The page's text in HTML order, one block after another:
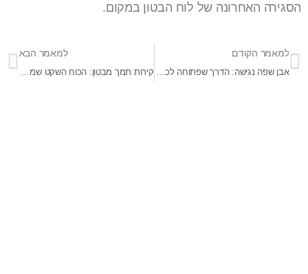
הסגירה האחרונה של לוח הבטון במקום.
למאמר הקודם
אבן שפה נגישה: הדרך שפתוחה לכולם
למאמר הבא
קירות תמך מבטון: הכוח השקט שמחזיק את השטח